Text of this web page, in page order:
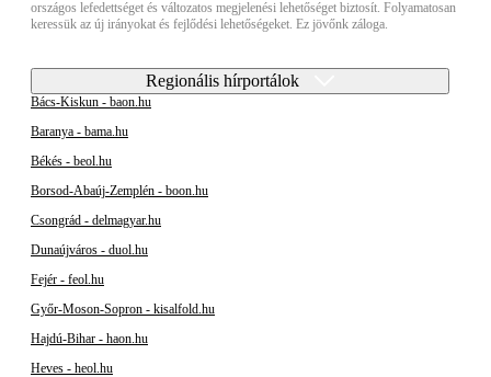
országos lefedettséget és változatos megjelenési lehetőséget biztosít. Folyamatosan
keressük az új irányokat és fejlődési lehetőségeket. Ez jövőnk záloga.
Regionális hírportálok
Bács-Kiskun - baon.hu
Baranya - bama.hu
Békés - beol.hu
Borsod-Abaúj-Zemplén - boon.hu
Csongrád - delmagyar.hu
Dunaújváros - duol.hu
Fejér - feol.hu
Győr-Moson-Sopron - kisalfold.hu
Hajdú-Bihar - haon.hu
Heves - heol.hu